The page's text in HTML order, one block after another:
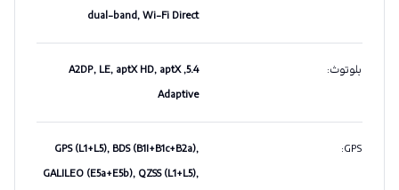
dual-band, Wi-Fi Direct
بلوتوث:
5.4, A2DP, LE, aptX HD, aptX
Adaptive
GPS
:
GPS (L1+L5), BDS (B1I+B1c+B2a),
GALILEO (E5a+E5b), QZSS (L1+L5),